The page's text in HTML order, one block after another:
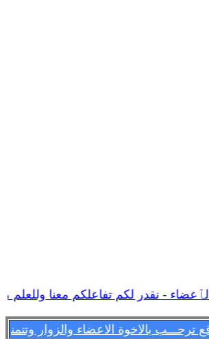
كتابة الردود أو أي أستفسار
- نقدر لكم تفاعلكم معنا وللعلم